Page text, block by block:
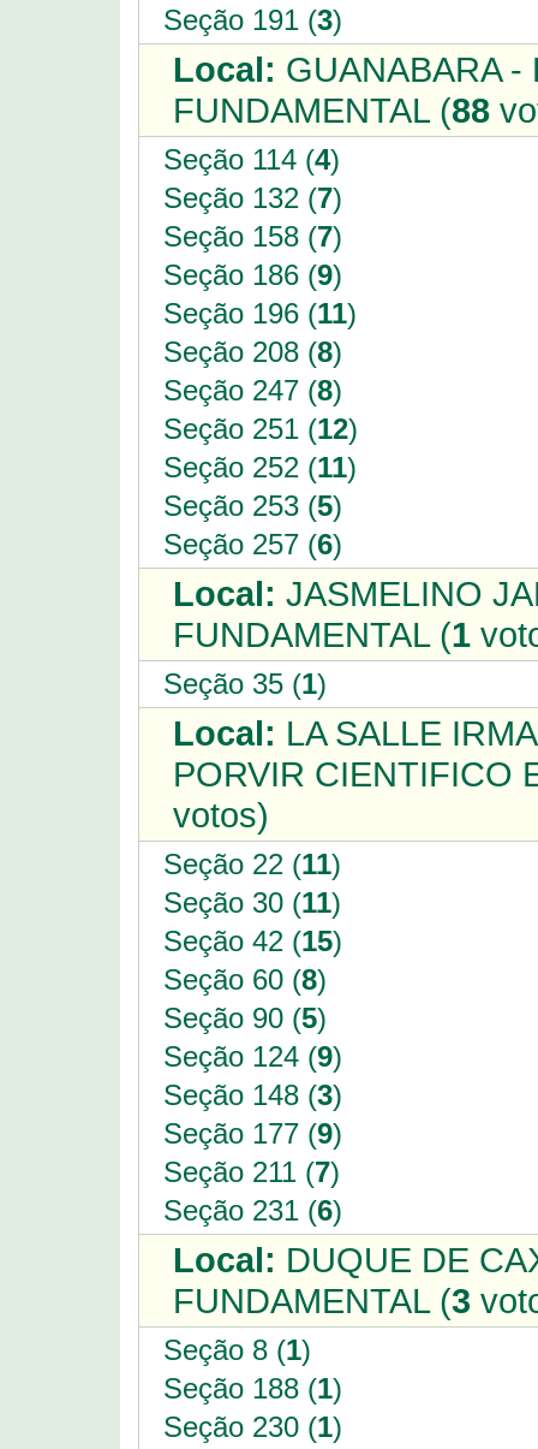
Seção 191 (3)
Local: GUANABARA -
FUNDAMENTAL (88
Seção 114 (4)
Seção 132 (7)
Seção 158 (7)
Seção 186 (9)
Seção 196 (11)
Seção 208 (8)
Seção 247 (8)
Seção 251 (12)
Seção 252 (11)
Seção 253 (5)
Seção 257 (6)
Local: JASMELINO
FUNDAMENTAL (1
Seção 35 (1)
Local: LA SALLE
PORVIR CIENTIFICO
votos)
Seção 22 (11)
Seção 30 (11)
Seção 42 (15)
Seção 60 (8)
Seção 90 (5)
Seção 124 (9)
Seção 148 (3)
Seção 177 (9)
Seção 211 (7)
Seção 231 (6)
Local: DUQUE DE
FUNDAMENTAL (3
Seção 8 (1)
Seção 188 (1)
Seção 230 (1)